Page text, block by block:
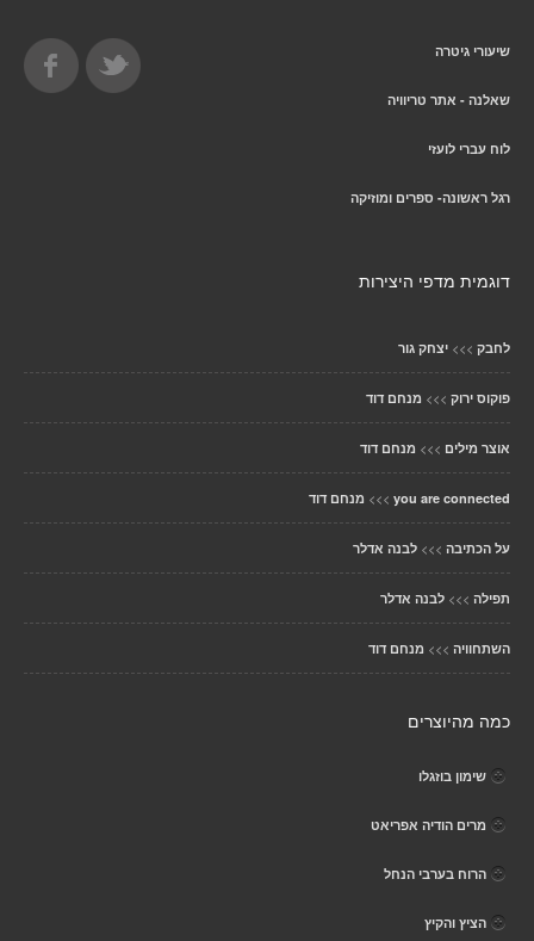
שיעורי גיטרה
שאלנה - אתר טריוויה
לוח עברי לועזי
רגל ראשונה- ספרים ומוזיקה
דוגמית מדפי היצירות
לחבק >>> יצחק גור
פוקוס ירוק >>> מנחם דוד
אוצר מילים >>> מנחם דוד
you are connected
>>> מנחם דוד
על הכתיבה >>> לבנה אדלר
תפילה >>> לבנה אדלר
השתחוויה >>> מנחם דוד
כמה מהיוצרים
שימון בוזגלו
מרים הודיה אפריאט
הרוח בערבי הנחל
הציץ והקיץ